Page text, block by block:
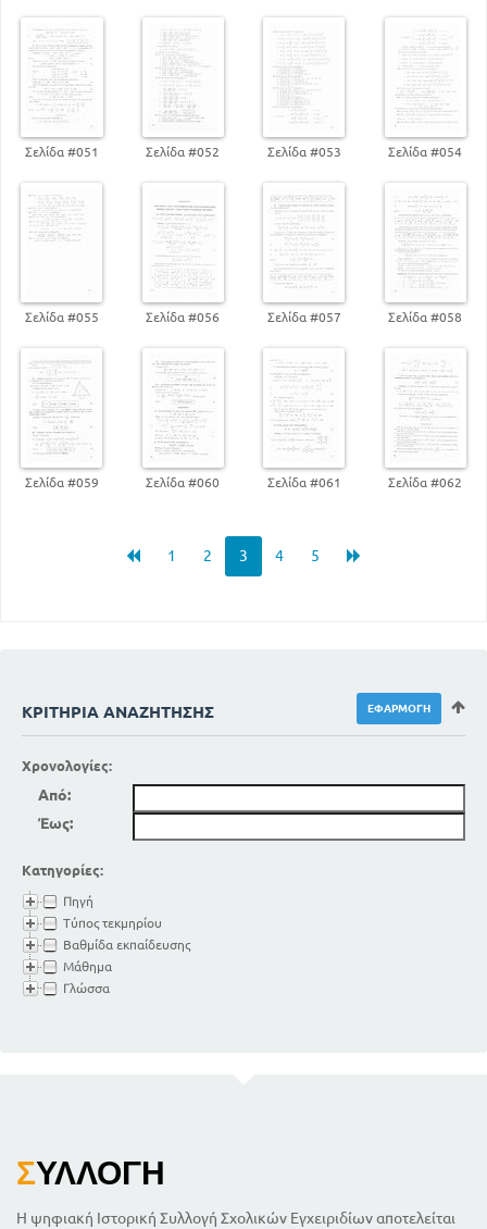
47
Κεφάλαιο 4
Εφαρμογές των τριγωνομετρικων
μετασχηματισμών. Τύποι του Mollweide
56
Τριγωνομετρικοί αριθμοί των ημίσεων των γωνιών
τριγώνου συναρτήσει των πλευρών αυτού
Εμβαδόν τριγώνου συναρτήσει των πλευρών του
Υπολογισμός της R συναρτήσει των α, β, γ
60
Εμβαδόν τριγώνου συναρτήσει της R και των
ημιτόνων των γωνιών Α Β Γ
60
Κεφάλαιο 5
Εφραμογές Ασκήσεις
71
Κεφάλαιο 7
Λογαριθμισιμες παραστάσεις 79
Σελίδα #051 Σελίδα #052 Σελίδα #053 Σελίδα #054
Σελίδα #055 Σελίδα #056 Σελίδα #057 Σελίδα #058
Σελίδα #059 Σελίδα #060 Σελίδα #061 Σελίδα #062
1 2 3 4 5
ΚΡΙΤΉΡΙΑ ΑΝΑΖΉΤΗΣΗΣ
Χρονολογίες:
Από:
Έως:
Κατηγορίες:
Πηγή
Τύπος τεκμηρίου
Βαθμίδα εκπαίδευσης
Μάθημα
Γλώσσα
ΣΥΛΛΟΓΉ
Η ψηφιακή Ιστορική Συλλογή Σχολικών Εγχειριδίων αποτελείται